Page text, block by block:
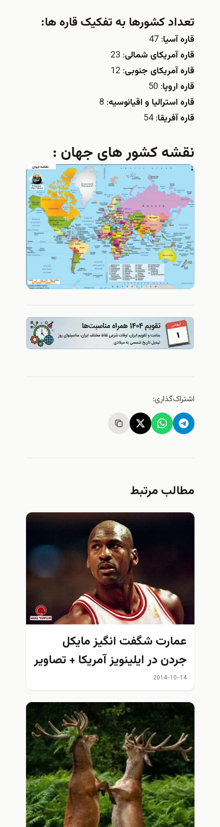
تعداد کشورها به تفکیک قاره ها:
قاره آسیا: 47
قاره آمریکای شمالی: 23
قاره آمریکای جنوبی: 12
قاره اروپا: 50
قاره استرالیا و اقیانوسیه: 8
قاره آفریقا: 54
نقشه کشور های جهان :
اشتراک‌گذاری:
مطالب مرتبط
عمارت شگفت انگيز مايكل
جردن در ایلینویز آمریکا + تصاوير
2014-10-14